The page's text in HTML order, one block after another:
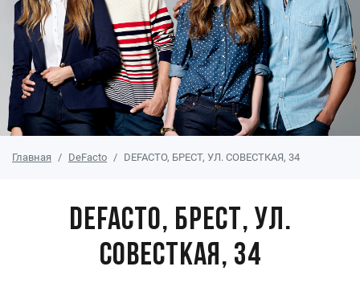
Главная DeFacto DEFACTO, БРЕСТ, УЛ. СОВЕСТКАЯ, 34
DEFACTO, БРЕСТ, УЛ.
СОВЕСТКАЯ, 34